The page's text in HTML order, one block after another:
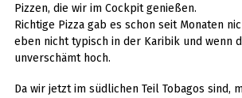
Pizzen, die wir im Cockpit genießen.
Richtige Pizza gab es schon seit Monaten
eben nicht typisch in der Karibik und wenn
unverschämt hoch.
Da wir jetzt im südlichen Teil Tobagos sind,